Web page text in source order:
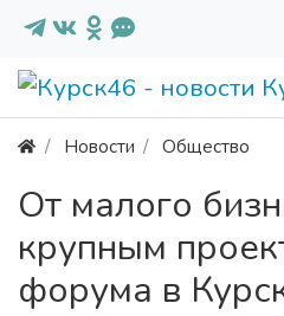
Новости Общество
От малого
крупным
форума в